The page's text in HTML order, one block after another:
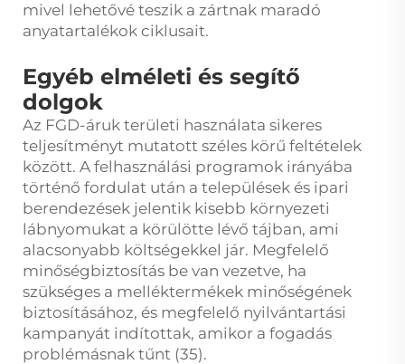
mivel lehetővé teszik a zártnak maradó
anyatartalékok ciklusait.
Egyéb elméleti és segítő
dolgok
Az FGD-áruk területi használata sikeres
teljesítményt mutatott széles körű feltételek
között. A felhasználási programok irányába
történő fordulat után a települések és ipari
berendezések jelentik kisebb környezeti
lábnyomukat a körülötte lévő tájban, ami
alacsonyabb költségekkel jár. Megfelelő
minőségbiztosítás be van vezetve, ha
szükséges a melléktermékek minőségének
biztosításához, és megfelelő nyilvántartási
kampanyát indítottak, amikor a fogadás
problémásnak tűnt (35).